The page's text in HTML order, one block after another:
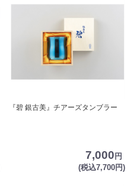
『碧 銀古美』チアーズタンブラー
7,000 円
(税込7,700円)